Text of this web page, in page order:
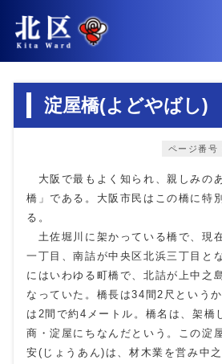
淀屋橋(よどやばし)
ページ番号
大阪で最もよく知られ、親しみの
橋」である。大阪市民はこの橋に特
る。
土佐堀川に架かっている橋で、現
一丁目、南詰が中央区北浜三丁目と
にはいわゆる町橋で、北詰が上中之
なっていた。橋長は34間2尺という
は2間で約4メートル。橋名は、架橋
商・淀屋にちなんだという。この淀
安(じょうあん)は、材木業を営み中